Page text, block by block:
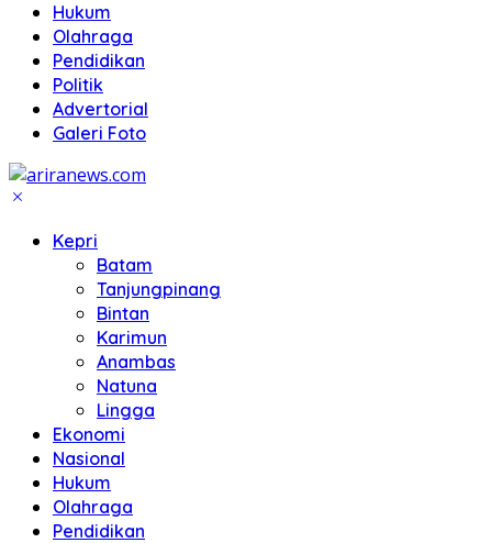
Hukum
Olahraga
Pendidikan
Politik
Advertorial
Galeri Foto
Kepri
Batam
Tanjungpinang
Bintan
Karimun
Anambas
Natuna
Lingga
Ekonomi
Nasional
Hukum
Olahraga
Pendidikan